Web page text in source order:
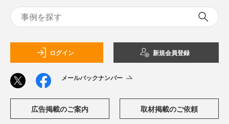
ログイン 新規会員登録
メールバックナンバー
広告掲載のご案内 取材掲載のご依頼